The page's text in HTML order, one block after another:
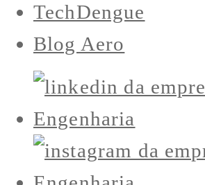
TechDengue
Blog Aero